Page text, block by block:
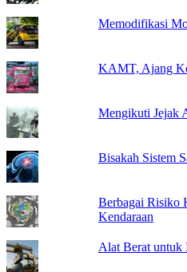
Memodifikasi
KAMT, Ajang
Mengikuti Jejak
Bisakah Sistem
Berbagai Risiko
Kendaraan
Alat Berat untuk